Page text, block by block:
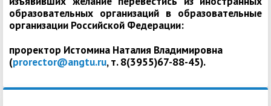
образовательных организаций в образовательные
организации Российской Федерации:
проректор Истомина Наталия Владимировна
(prorector@angtu.ru, т. 8(3955)67-88-45).